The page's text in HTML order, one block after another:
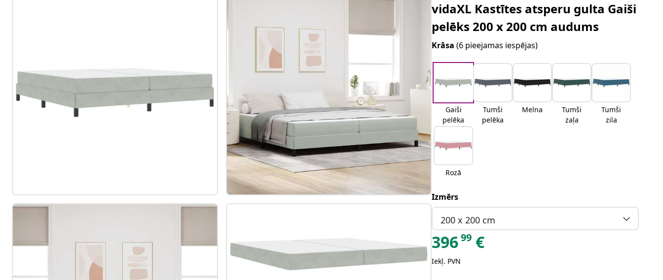
vidaXL Kastītes atsperu gulta Gaiši
pelēks 200 x 200 cm audums
Krāsa(6 pieejamas iespējas)
Gaiši
pelēka
Tumši
pelēka
Melna
Tumši
zaļa
Tumši
zila
Rozā
Izmērs
200 x 200 cm
39699 €
Iekļ. PVN